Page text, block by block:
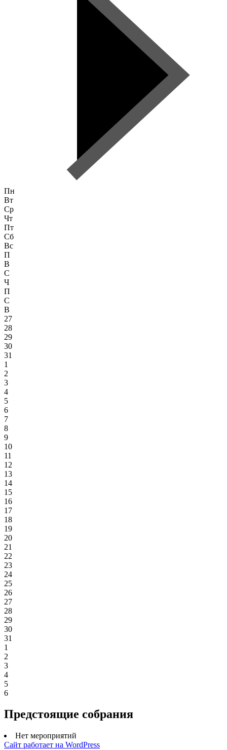
Пн
Вт
Ср
Чт
Пт
Сб
Вс
П
В
С
Ч
П
С
В
27
28
29
30
31
1
2
3
4
5
6
7
8
9
10
11
12
13
14
15
16
17
18
19
20
21
22
23
24
25
26
27
28
29
30
31
1
2
3
4
5
6
Предстоящие собрания
Нет мероприятий
Сайт работает на WordPress